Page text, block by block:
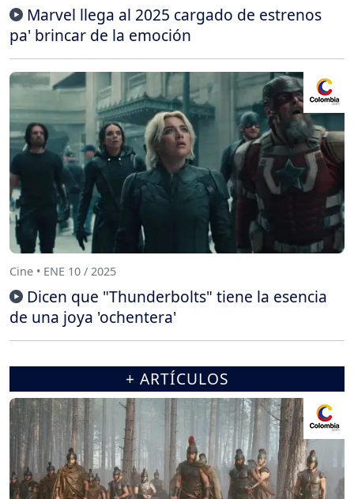
Marvel llega al 2025 cargado de estrenos
pa' brincar de la emoción
Cine • ENE 10 / 2025
Dicen que "Thunderbolts" tiene la esencia
de una joya 'ochentera'
+ ARTÍCULOS